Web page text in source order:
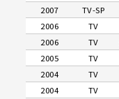
2007 TV-SP
2006 TV
2006 TV
2005 TV
2004 TV
2004 TV